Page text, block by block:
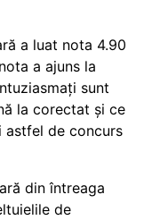
a luat nota 4.90
a ajuns la
sunt
la corectat și ce
astfel de concurs
din întreaga
de